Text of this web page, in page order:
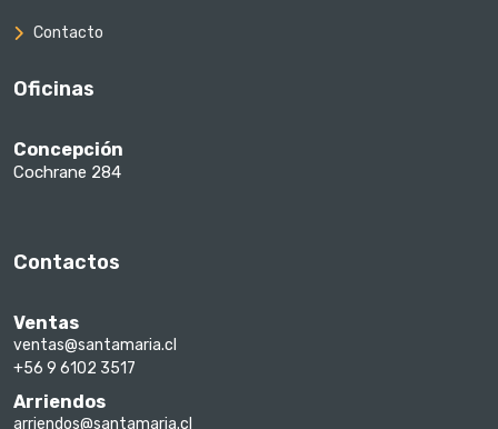
Contacto
Oficinas
Concepción
Cochrane 284
Contactos
Ventas
ventas@santamaria.cl
+56 9 6102 3517
Arriendos
arriendos@santamaria.cl